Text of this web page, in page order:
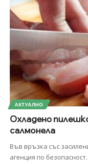
АКТУАЛНО
Охладено
салмонела
Във връзка със
агенция по безопасност